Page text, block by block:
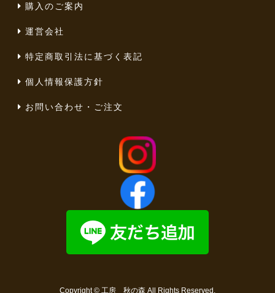
購入のご案内
運営会社
特定商取引法に基づく表記
個人情報保護方針
お問い合わせ・ご注文
Copyright © 工房 秋の森 All Rights Reserved.